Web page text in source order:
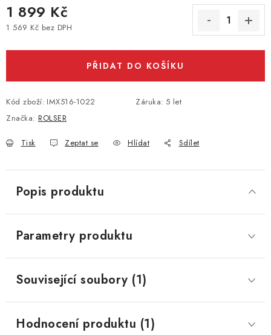
1 899 Kč
1 569 Kč bez DPH
PŘIDAT DO KOŠÍKU
Kód zboží: IMX516-1022 Záruka: 5 let
Značka: ROLSER
Tisk Zeptat se Hlídat Sdílet
Popis produktu
Parametry produktu
Související soubory (1)
Hodnocení produktu (1)